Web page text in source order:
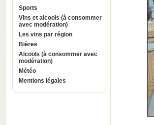
Sports
Vins et alcools (à consommer
avec modération)
Les vins par région
Bières
Alcools (à consommer avec
modération)
Météo
Mentions légales